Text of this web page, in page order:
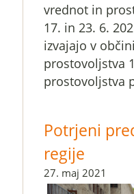
vrednot in
17. in 23. 6.
izvajajo v
prostovoljstva
prostovoljstva
Potrjeni
regije
27. maj 2021